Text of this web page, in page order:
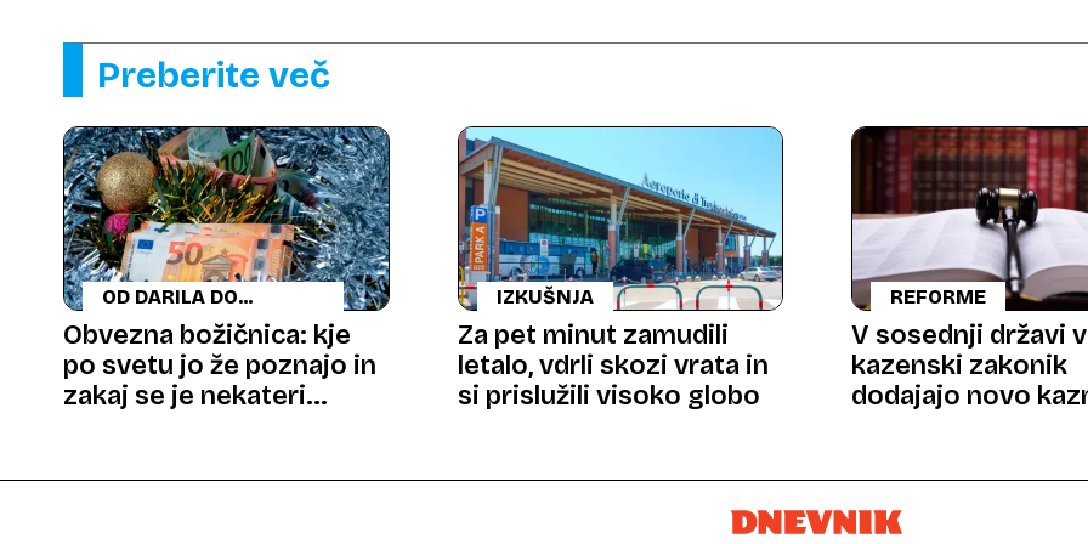
Preberite več
OD DARILA DO
PRAVICE
Obvezna božičnica: kje
po svetu jo že poznajo in
zakaj se je nekateri
IZKUŠNJA
Za pet minut zamudili
letalo, vdrli skozi vrata in
si prislužili visoko globo
REFORME
V sosednji državi v
kazenski zakonik
dodajajo novo